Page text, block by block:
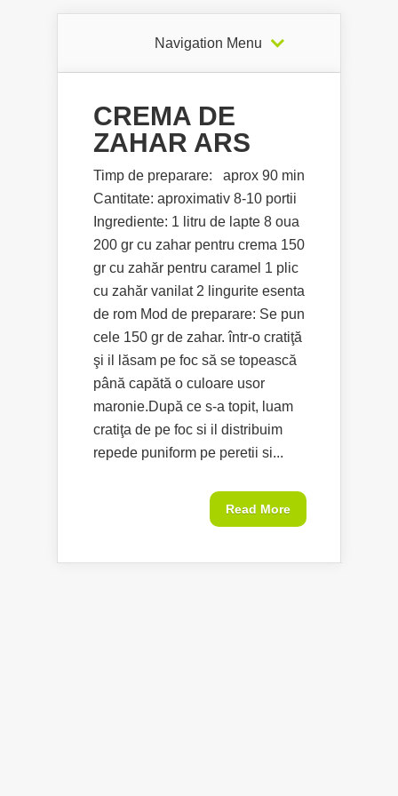
Navigation Menu
CREMA DE
ZAHAR ARS
Timp de preparare: aprox 90 min
Cantitate: aproximativ 8-10 portii
Ingrediente: 1 litru de lapte 8 oua
200 gr cu zahar pentru crema 150
gr cu zahăr pentru caramel 1 plic
cu zahăr vanilat 2 lingurite esenta
de rom Mod de preparare: Se pun
cele 150 gr de zahar. într-o cratiţă
şi il lăsam pe foc să se topească
până capătă o culoare usor
maronie.După ce s-a topit, luam
cratiţa de pe foc si il distribuim
repede puniform pe peretii si...
Read More